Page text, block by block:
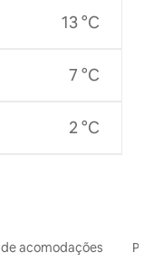
13 °C
7 °C
2 °C
acomodações